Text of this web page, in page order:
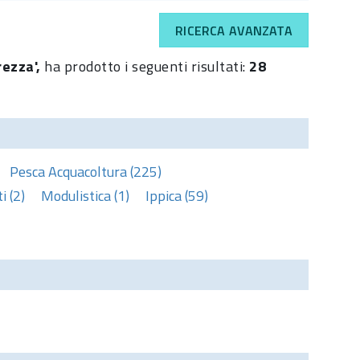
RICERCA AVANZATA
ha prodotto i seguenti risultati: 28
Pesca Acquacoltura (225)
(2) Modulistica (1)
Ippica (59)